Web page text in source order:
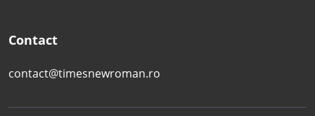
Contact
contact@timesnewroman.ro